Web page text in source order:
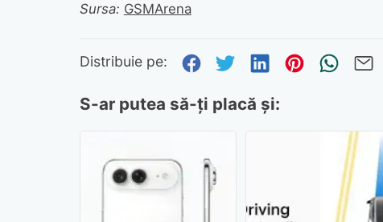
Sursa: GSMArena
Distribuie pe: Distribuie pe
Distribuie pe
Distribuie
S-ar putea să-ți placă și: